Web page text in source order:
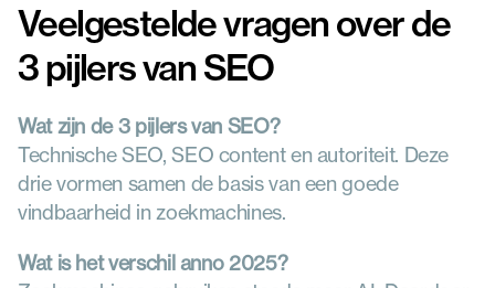
Veelgestelde vragen over de
3 pijlers van SEO
Wat zijn de 3 pijlers van SEO?
Technische SEO, SEO content en autoriteit. Deze
drie vormen samen de basis van een goede
vindbaarheid in zoekmachines.
Wat is het verschil anno 2025?